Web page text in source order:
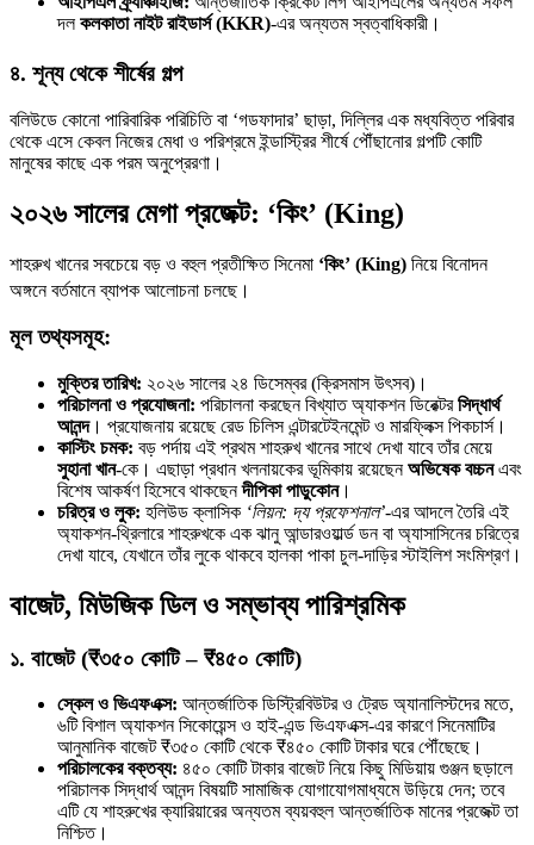
দলকলকাতা নাইট রাইডার্স (KKR)-এর অন্যতম স্বত্বাধিকারী।
৪. শূন্য থেকে শীর্ষের গল্প
বলিউডে কোনো পারিবারিক পরিচিতি বা ‘গডফাদার’ ছাড়া, দিল্লির এক মধ্যবিত্ত পরিবার
থেকে এসে কেবল নিজের মেধা ও পরিশ্রমে ইন্ডাস্ট্রির শীর্ষে পৌঁছানোর গল্পটি কোটি
মানুষের কাছে এক পরম অনুপ্রেরণা।
২০২৬ সালের মেগা প্রজেক্ট: ‘কিং’ (King)
শাহরুখ খানের সবচেয়ে বড় ও বহুল প্রতীক্ষিত সিনেমা ‘কিং’ (King) নিয়ে বিনোদন
অঙ্গনে বর্তমানে ব্যাপক আলোচনা চলছে।
মূল তথ্যসমূহ:
মুক্তির তারিখ: ২০২৬ সালের ২৪ ডিসেম্বর (ক্রিসমাস উৎসব)।
পরিচালনা ও প্রযোজনা: পরিচালনা করছেন বিখ্যাত অ্যাকশন ডিরেক্টরসিদ্ধার্থ
আনন্দ। প্রযোজনায় রয়েছে রেড চিলিস এন্টারটেইনমেন্ট ও মারফ্লিক্স পিকচার্স।
কাস্টিং চমক: বড় পর্দায় এই প্রথম শাহরুখ খানের সাথে দেখা যাবে তাঁর মেয়ে
সুহানা খান-কে। এছাড়া প্রধান খলনায়কের ভূমিকায় রয়েছেনঅভিষেক বচ্চনএবং
বিশেষ আকর্ষণ হিসেবে থাকছেনদীপিকা পাড়ুকোন।
চরিত্র ও লুক: হলিউড ক্লাসিক ‘লিয়ন: দ্য প্রফেশনাল’-এর আদলে তৈরি এই
অ্যাকশন-থ্রিলারে শাহরুখকে এক ঝানু আন্ডারওয়ার্ল্ড ডন বা অ্যাসাসিনের চরিত্রে
দেখা যাবে, যেখানে তাঁর লুকে থাকবে হালকা পাকা চুল-দাড়ির স্টাইলিশ সংমিশ্রণ।
বাজেট, মিউজিক ডিল ও সম্ভাব্য পারিশ্রমিক
১. বাজেট (₹৩৫০ কোটি – ₹৪৫০ কোটি)
স্কেল ও ভিএফএক্স: আন্তর্জাতিক ডিস্ট্রিবিউটর ও ট্রেড অ্যানালিস্টদের মতে,
৬টি বিশাল অ্যাকশন সিকোয়েন্স ও হাই-এন্ড ভিএফএক্স-এর কারণে সিনেমাটির
আনুমানিক বাজেট ₹৩৫০ কোটি থেকে ₹৪৫০ কোটি টাকার ঘরে পৌঁছেছে।
পরিচালকের বক্তব্য: ৪৫০ কোটি টাকার বাজেট নিয়ে কিছু মিডিয়ায় গুঞ্জন ছড়ালে
পরিচালক সিদ্ধার্থ আনন্দ বিষয়টি সামাজিক যোগাযোগমাধ্যমে উড়িয়ে দেন; তবে
এটি যে শাহরুখের ক্যারিয়ারের অন্যতম ব্যয়বহুল আন্তর্জাতিক মানের প্রজেক্ট তা
নিশ্চিত।